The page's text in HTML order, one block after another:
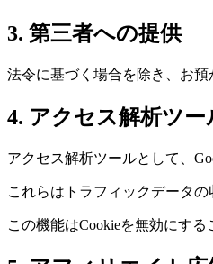
3. 第三者への提供
法令に基づく場合を除き、お預
4. アクセス解析ツー
アクセス解析ツールとして、
これらはトラフィックデータ
この機能はCookieを無効にす